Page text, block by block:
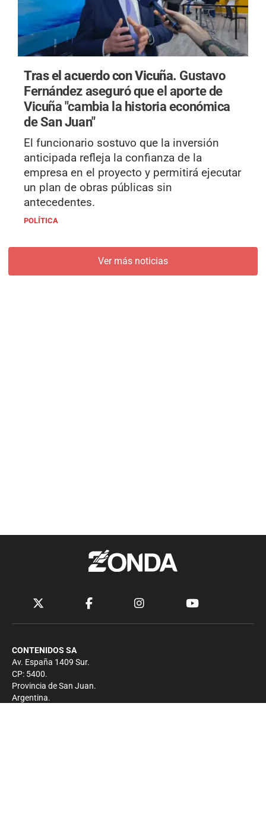
Tras el acuerdo con Vicuña. Gustavo
Fernández aseguró que el aporte de
Vicuña "cambia la historia económica
de San Juan"
El funcionario sostuvo que la inversión
anticipada refleja la confianza de la
empresa en el proyecto y permitirá ejecutar
un plan de obras públicas sin
antecedentes.
POLÍTICA
Ver más noticias
CONTENIDOS SA
Av. España 1409 Sur.
CP: 5400.
Provincia de San Juan.
Argentina.